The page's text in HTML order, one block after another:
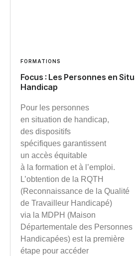
FORMATIONS
Focus : Les Personnes en
Handicap
Pour les personnes
en situation de handicap,
des dispositifs
spécifiques garantissent
un accès équitable
à la formation et à l’emploi.
L’obtention de la RQTH
(Reconnaissance de la Qualité
de Travailleur Handicapé)
via la MDPH (Maison
Départementale des Personnes
Handicapées) est la première
étape pour accéder